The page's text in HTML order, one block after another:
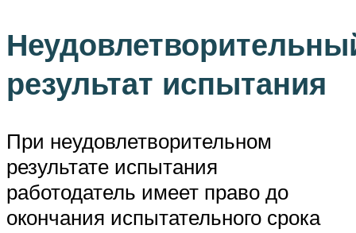
результат испытания
При неудовлетворительном
результате испытания
работодатель имеет право до
окончания испытательного срока